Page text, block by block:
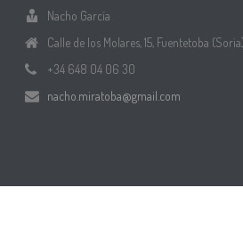
Nacho García
Calle de los Molares, 15, Fuentetoba
+34 648 04 06 30
nacho.miratoba@gmail.com